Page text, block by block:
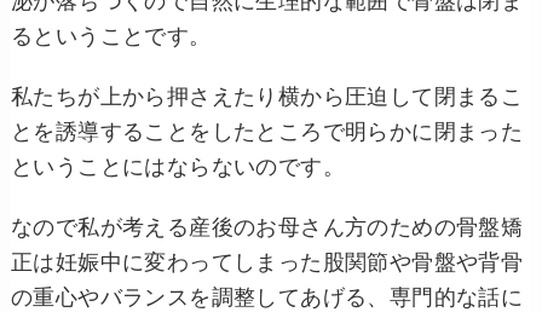
るということです。
私たちが上から押さえたり横から圧迫して閉まるこ
とを誘導することをしたところで明らかに閉まった
ということにはならないのです。
なので私が考える産後のお母さん方のための骨盤矯
正は妊娠中に変わってしまった股関節や骨盤や背骨
の重心やバランスを調整してあげる、専門的な話に